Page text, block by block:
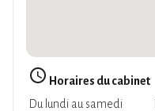
query_builder Horaires du cabinet
Du lundi au samedi